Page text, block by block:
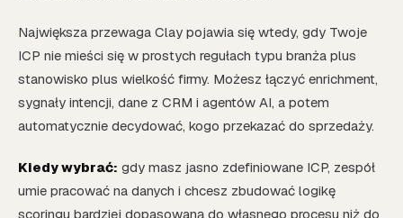
Największa przewaga Clay pojawia się wtedy, gdy Twoje
ICP nie mieści się w prostych regułach typu branża plus
stanowisko plus wielkość firmy. Możesz łączyć enrichment,
sygnały intencji, dane z CRM i agentów AI, a potem
automatycznie decydować, kogo przekazać do sprzedaży.
Kiedy wybrać: gdy masz jasno zdefiniowane ICP, zespół
umie pracować na danych i chcesz zbudować logikę
scoringu bardziej dopasowaną do własnego procesu niż do